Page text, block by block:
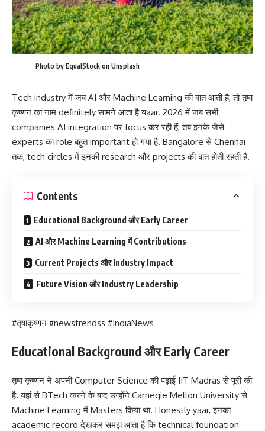
Photo by EqualStock on Unsplash
Tech industry में जब AI और Machine Learning की बात आती है, तो तृषा
कृष्णन का नाम definitely सामने आता है यaar. 2026 में जब सभी
companies AI integration पर focus कर रही हैं, तब इनके जैसे
experts का role बहुत important हो गया है. Bangalore से Chennai
तक, tech circles में इनकी research और projects की बात होती रहती है.
Contents
Educational Background और Early Career
AI और Machine Learning में Contributions
Current Projects और Industry Impact
Future Vision और Industry Leadership
#तृषाकृष्णन #newstrendss #IndiaNews
Educational Background और Early Career
तृषा कृष्णन ने अपनी Computer Science की पढ़ाई IIT Madras से पूरी की
है. यहां से BTech करने के बाद उन्होंने Carnegie Mellon University से
Machine Learning में Masters किया था. Honestly yaar, इनका
academic record देखकर समझ आता है कि technical foundation